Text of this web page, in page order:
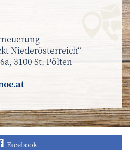
Niederösterreich“
3100 St. Pölten
Finden Sie „So
Facebook